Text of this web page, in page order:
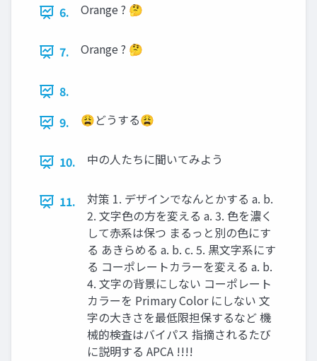
6. Orange ? 🤔
7. Orange ? 🤔
8.
9.
😩どうする😩
10. 中の人たちに聞いてみよう
11.
対策 1. デザインでなんとかする a. b.
2. 文字色の方を変える a. 3. 色を濃く
して赤系は保つ まるっと別の色にす
る あきらめる a. b. c. 5. 黒文字系にす
る コーポレートカラーを変える a. b.
4. 文字の背景にしない コーポレート
カラーを Primary Color にしない 文
字の大きさを最低限担保するなど 機
械的検査はバイパス 指摘されるたび
に説明する APCA !!!!